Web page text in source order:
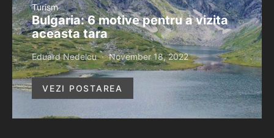
Turism
Bulgaria: 6 motive pentru a vizita
aceasta tara
Eduard Nedelcu November 18, 2022
VEZI POSTAREA